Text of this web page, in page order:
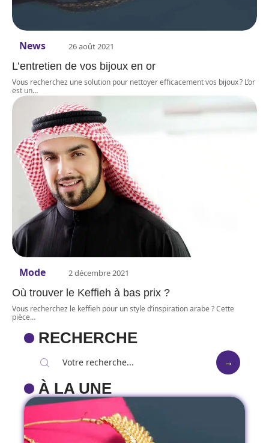
News 26 août 2021
L’entretien de vos bijoux en or
Vous recherchez une solution pour nettoyer efficacement vos bijoux ? L’or
est un…
Mode 2 décembre 2021
Où trouver le Keffieh à bas prix ?
Vous recherchez le keffieh pour un style d’inspiration arabe ? Cette
pièce…
RECHERCHE
À LA UNE